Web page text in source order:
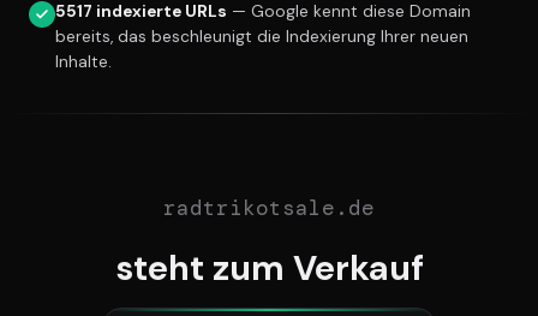
5517 indexierte URLs — Google kennt diese Domain
bereits, das beschleunigt die Indexierung Ihrer neuen
Inhalte.
radtrikotsale.de
steht zum Verkauf